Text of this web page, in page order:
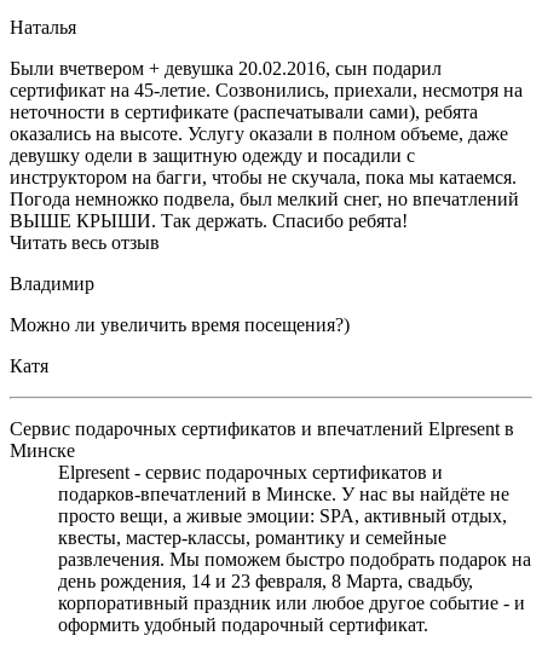
Наталья
Были вчетвером + девушка 20.02.2016, сын подарил
сертификат на 45-летие. Созвонились, приехали, несмотря на
неточности в сертификате (распечатывали сами), ребята
оказались на высоте. Услугу оказали в полном объеме, даже
девушку одели в защитную одежду и посадили с
инструктором на багги, чтобы не скучала, пока мы катаемся.
Погода немножко подвела, был мелкий снег, но впечатлений
ВЫШЕ КРЫШИ. Так держать. Спасибо ребята!
Читать весь отзыв
Владимир
Можно ли увеличить время посещения?)
Катя
Сервис подарочных сертификатов и впечатлений Elpresent в
Минске
Elpresent - сервис подарочных сертификатов и
подарков‑впечатлений в Минске. У нас вы найдёте не
просто вещи, а живые эмоции: SPA, активный отдых,
квесты, мастер‑классы, романтику и семейные
развлечения. Мы поможем быстро подобрать подарок на
день рождения, 14 и 23 февраля, 8 Марта, свадьбу,
корпоративный праздник или любое другое событие - и
оформить удобный подарочный сертификат.